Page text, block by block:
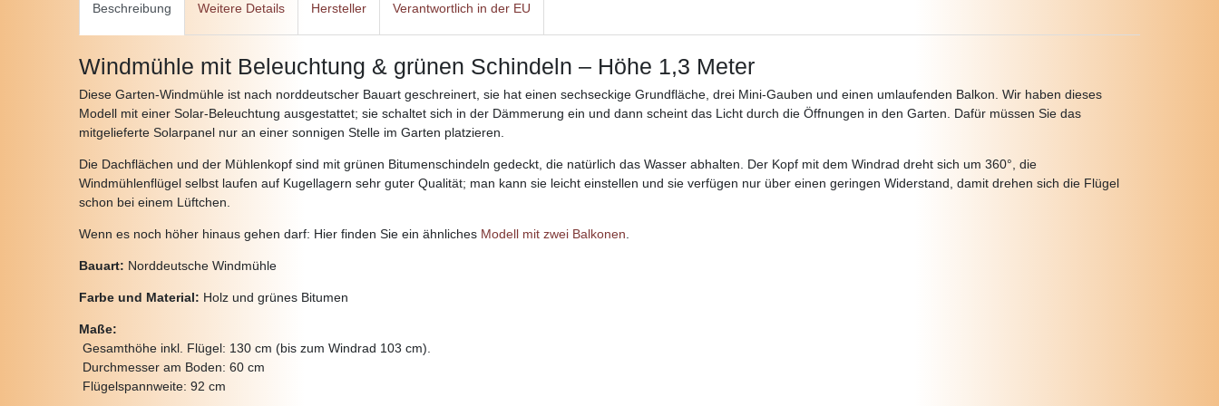
Beschreibung Weitere Details Hersteller Verantwortlich in der EU
Windmühle mit Beleuchtung & grünen Schindeln – Höhe 1,3 Meter
Diese Garten-Windmühle ist nach norddeutscher Bauart geschreinert, sie hat einen sechseckige Grundfläche, drei Mini-Gauben und einen umlaufenden Balkon. Wir haben dieses
Modell mit einer Solar-Beleuchtung ausgestattet; sie schaltet sich in der Dämmerung ein und dann scheint das Licht durch die Öffnungen in den Garten. Dafür müssen Sie das
mitgelieferte Solarpanel nur an einer sonnigen Stelle im Garten platzieren.
Die Dachflächen und der Mühlenkopf sind mit grünen Bitumenschindeln gedeckt, die natürlich das Wasser abhalten. Der Kopf mit dem Windrad dreht sich um 360°, die
Windmühlenflügel selbst laufen auf Kugellagern sehr guter Qualität; man kann sie leicht einstellen und sie verfügen nur über einen geringen Widerstand, damit drehen sich die Flügel
schon bei einem Lüftchen.
Wenn es noch höher hinaus gehen darf: Hier finden Sie ein ähnliches Modell mit zwei Balkonen.
Bauart: Norddeutsche Windmühle
Farbe und Material: Holz und grünes Bitumen
Maße:
Gesamthöhe inkl. Flügel: 130 cm (bis zum Windrad 103 cm).
Durchmesser am Boden: 60 cm
Flügelspannweite: 92 cm